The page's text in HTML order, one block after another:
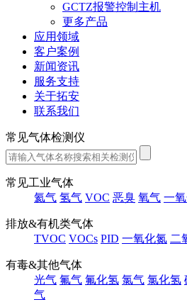
GCTZ报警控制主机
更多产品
应用领域
客户案例
新闻资讯
服务支持
关于拓安
联系我们
常见气体检测仪
常见工业气体
氦气 氢气 VOC 恶臭 氧气 一
排放&有机类气体
TVOC VOCs PID 一氧化氮 二
有毒&其他气体
光气 氟气 氟化氢 氯气 氯化氢
气